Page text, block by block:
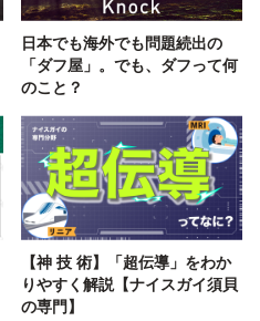
日本でも海外でも問題続出の
「ダフ屋」。でも、ダフって何
のこと？
【神 技 術】「超伝導」をわか
りやすく解説【ナイスガイ須貝
の専門】